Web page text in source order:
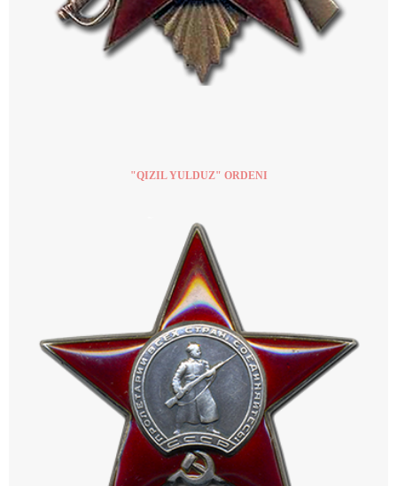
"QIZIL YULDUZ" ORDENI